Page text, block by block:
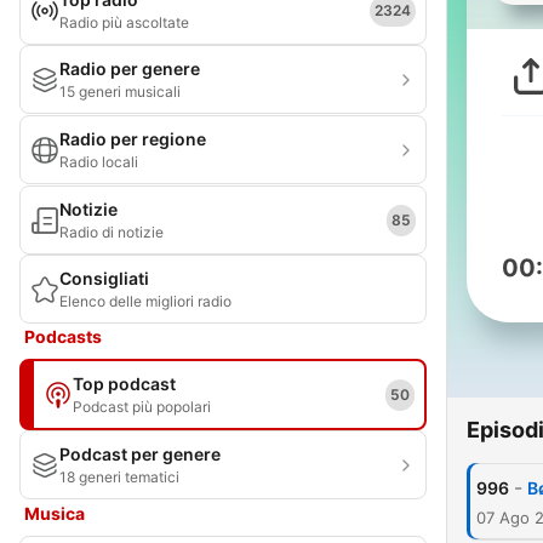
Radio più ascoltate
2324
Radio per genere
15 generi musicali
Radio per regione
Radio locali
Notizie
Radio di notizie
85
Consigliati
Elenco delle migliori radio
Podcasts
Top podcast
Podcast più popolari
50
Podcast per genere
18 generi tematici
Musica
Episodi
996 -
07 Ago